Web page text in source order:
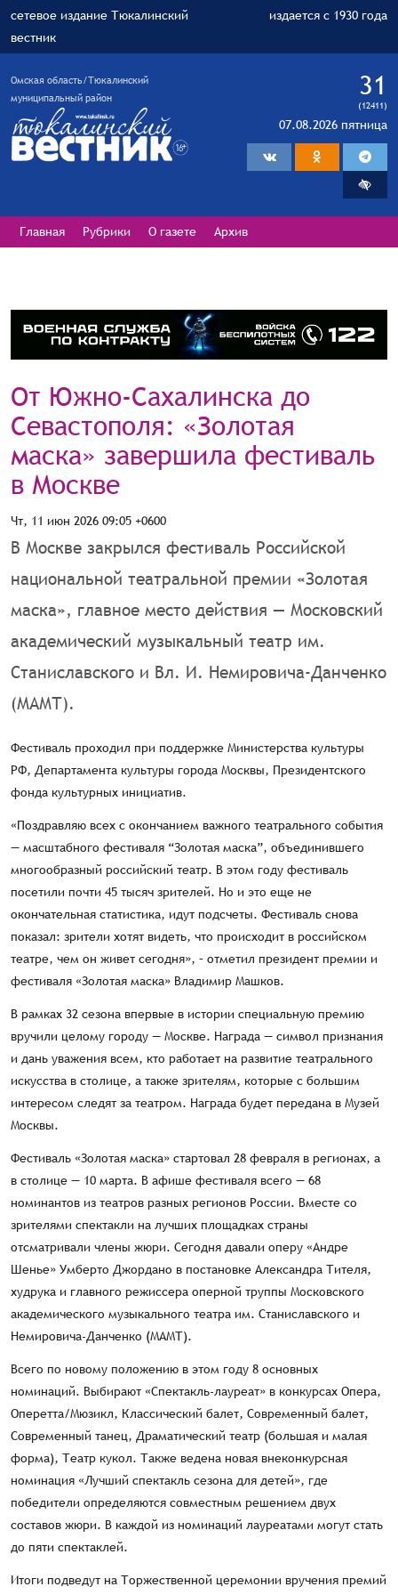
сетевое издание Тюкалинский
вестник
издается с 1930 года
Омская область/Тюкалинский
муниципальный район
31
(12411)
07.08.2026 пятница
Главная Рубрики О газете Архив
От Южно-Сахалинска до
Севастополя: «Золотая
маска» завершила фестиваль
в Москве
Чт, 11 июн 2026 09:05 +0600
В Москве закрылся фестиваль Российской
национальной театральной премии «Золотая
маска», главное место действия — Московский
академический музыкальный театр им.
Станиславского и Вл. И. Немировича-Данченко
(МАМТ).
Фестиваль проходил при поддержке Министерства культуры
РФ, Департамента культуры города Москвы, Президентского
фонда культурных инициатив.
«Поздравляю всех с окончанием важного театрального события
— масштабного фестиваля “Золотая маска”, объединившего
многообразный российский театр. В этом году фестиваль
посетили почти 45 тысяч зрителей. Но и это еще не
окончательная статистика, идут подсчеты. Фестиваль снова
показал: зрители хотят видеть, что происходит в российском
театре, чем он живет сегодня», – отметил президент премии и
фестиваля «Золотая маска» Владимир Машков.
В рамках 32 сезона впервые в истории специальную премию
вручили целому городу — Москве. Награда — символ признания
и дань уважения всем, кто работает на развитие театрального
искусства в столице, а также зрителям, которые с большим
интересом следят за театром. Награда будет передана в Музей
Москвы.
Фестиваль «Золотая маска» стартовал 28 февраля в регионах, а
в столице — 10 марта. В афише фестиваля всего — 68
номинантов из театров разных регионов России. Вместе со
зрителями спектакли на лучших площадках страны
отсматривали члены жюри. Сегодня давали оперу «Андре
Шенье» Умберто Джордано в постановке Александра Тителя,
худрука и главного режиссера оперной труппы Московского
академического музыкального театра им. Станиславского и
Немировича-Данченко (МАМТ).
Всего по новому положению в этом году 8 основных
номинаций. Выбирают «Спектакль-лауреат» в конкурсах Опера,
Оперетта/Мюзикл, Классический балет, Современный балет,
Современный танец, Драматический театр (большая и малая
форма), Театр кукол. Также ведена новая внеконкурсная
номинация «Лучший спектакль сезона для детей», где
победители определяются совместным решением двух
составов жюри. В каждой из номинаций лауреатами могут стать
до пяти спектаклей.
Итоги подведут на Торжественной церемонии вручения премий